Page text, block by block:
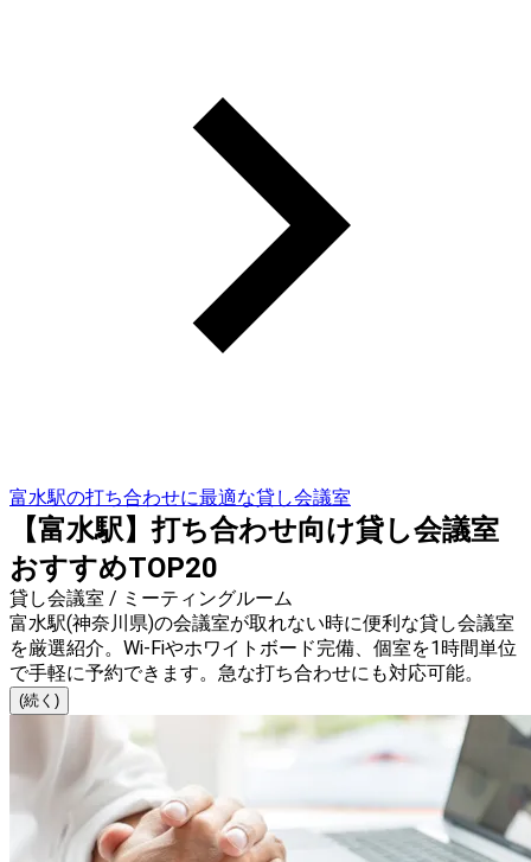
富水駅の打ち合わせに最適な貸し会議室
【富水駅】打ち合わせ向け貸し会議室
おすすめTOP20
貸し会議室 / ミーティングルーム
富水駅(神奈川県)の会議室が取れない時に便利な貸し会議室
を厳選紹介。Wi-Fiやホワイトボード完備、個室を1時間単位
で手軽に予約できます。急な打ち合わせにも対応可能。
(続く)